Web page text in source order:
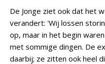
De Jonge ziet ook dat het
verandert: 'Wij lossen
op, maar in het begin
met sommige dingen. De
daarbij; ze zitten ook heel